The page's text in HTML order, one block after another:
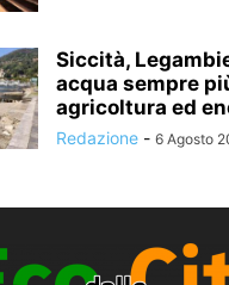
Siccità,
acqua sempre
agricoltura ed
Redazione - 6 Agosto